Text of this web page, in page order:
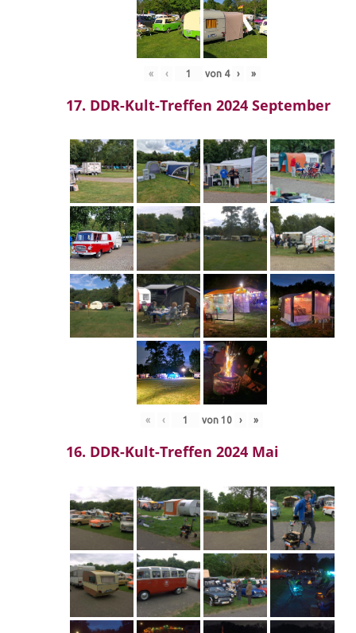
« ‹ von 4 › »
17. DDR-Kult-Treffen 2024 September
« ‹ von 10 › »
16. DDR-Kult-Treffen 2024 Mai